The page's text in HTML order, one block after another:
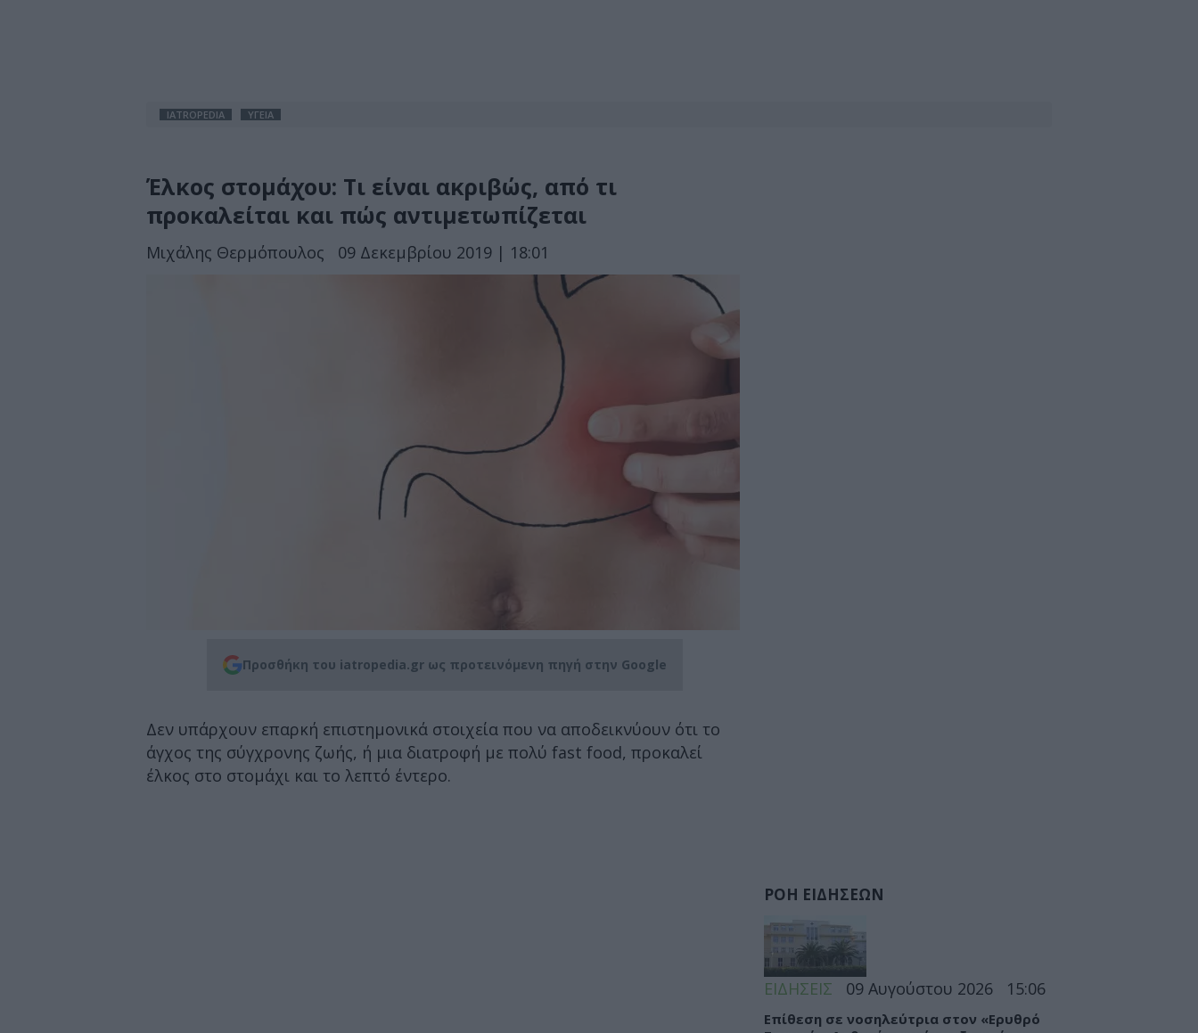
IATROPEDIA ΥΓΕΙΑ
Έλκος στομάχου: Τι είναι ακριβώς, από τι
προκαλείται και πώς αντιμετωπίζεται
Μιχάλης Θερμόπουλος 09 Δεκεμβρίου 2019 | 18:01
Προσθήκη του iatropedia.gr ως προτεινόμενη πηγή στην Google
Δεν υπάρχουν επαρκή επιστημονικά στοιχεία που να αποδεικνύουν ότι το
άγχος της σύγχρονης ζωής, ή μια διατροφή με πολύ fast food, προκαλεί
έλκος στο στομάχι και το λεπτό έντερο.
ΡΟΗ ΕΙΔΗΣΕΩΝ
ΕΙΔΗΣΕΙΣ 09 Αυγούστου 2026 15:06
Eπίθεση σε νοσηλεύτρια στον «Ερυθρό